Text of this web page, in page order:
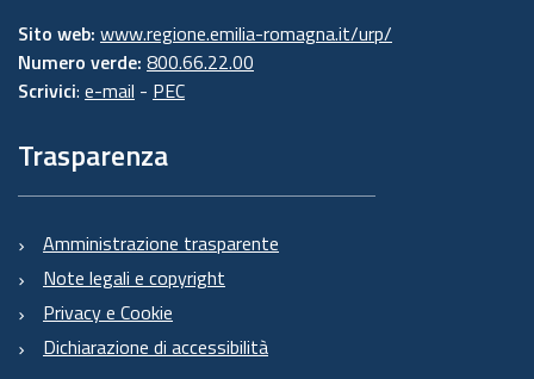
Sito web: www.regione.emilia-romagna.it/urp/
Numero verde: 800.66.22.00
Scrivici: e-mail - PEC
Trasparenza
Amministrazione trasparente
Note legali e copyright
Privacy e Cookie
Dichiarazione di accessibilità